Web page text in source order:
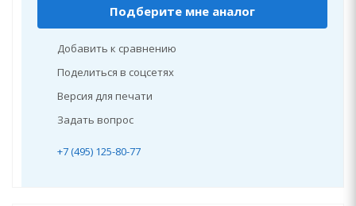
Подберите мне аналог
Добавить к сравнению
Поделиться в соцсетях
Версия для печати
Задать вопрос
+7 (495) 125-80-77